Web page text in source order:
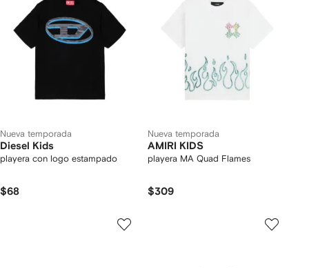
Nueva temporada
Diesel Kids
playera con logo estampado
$68
Nueva temporada
AMIRI KIDS
playera MA Quad Flames
$309